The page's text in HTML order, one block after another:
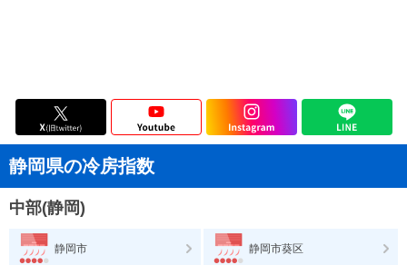
静岡県の冷房指数
中部(静岡)
静岡市 静岡市葵区